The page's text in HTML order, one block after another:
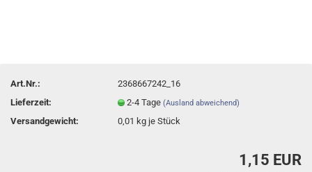
Art.Nr.:
2368667242_16
Lieferzeit:
2-4 Tage(Ausland abweichend)
Versandgewicht: 0,01 kg je Stück
1,15 EUR